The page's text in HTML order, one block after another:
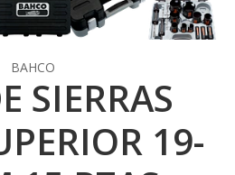
BAHCO
SIERRAS
19-